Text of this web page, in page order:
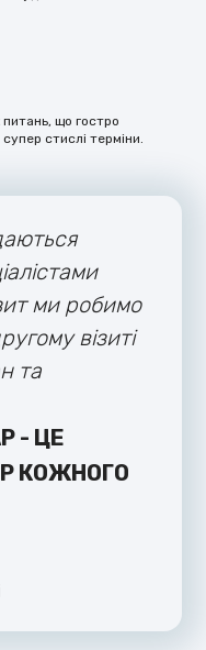
питань, що гостро
стислі терміни.
ми робимо
візиті
та
- ЦЕ
КОЖНОГО